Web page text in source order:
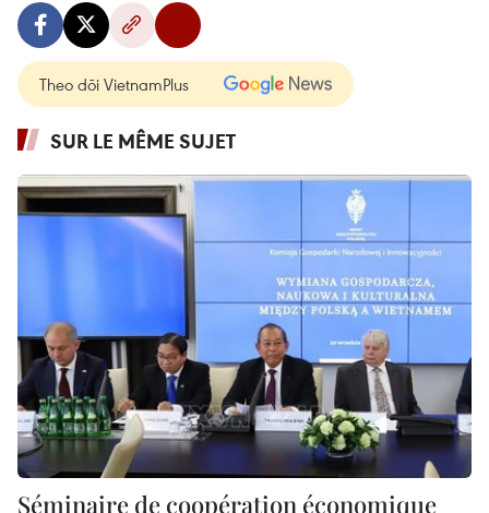
Theo dõi VietnamPlus
SUR LE MÊME SUJET
Séminaire de coopération économique